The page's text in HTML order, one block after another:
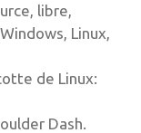
libre,
Linux,
de Linux:
Dash.